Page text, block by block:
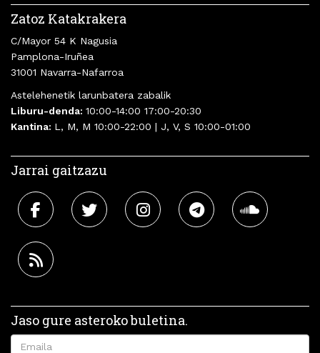
Zatoz Katakrakera
C/Mayor 54 K Nagusia
Pamplona-Iruñea
31001 Navarra-Nafarroa
Astelehenetik larunbatera zabalik
Liburu-denda: 10:00-14:00 17:00-20:30
Kantina: L, M, M 10:00-22:00 | J, V, S 10:00-01:00
Jarrai gaitzazu
Jaso gure asteroko buletina.